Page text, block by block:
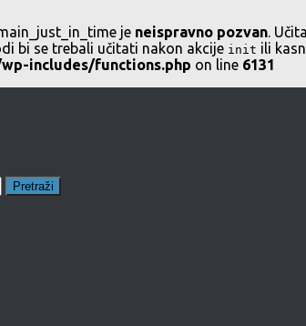
je neispravno pozvan.
bi se trebali učitati nakon akcije init ili
includes/functions.php on line 6131